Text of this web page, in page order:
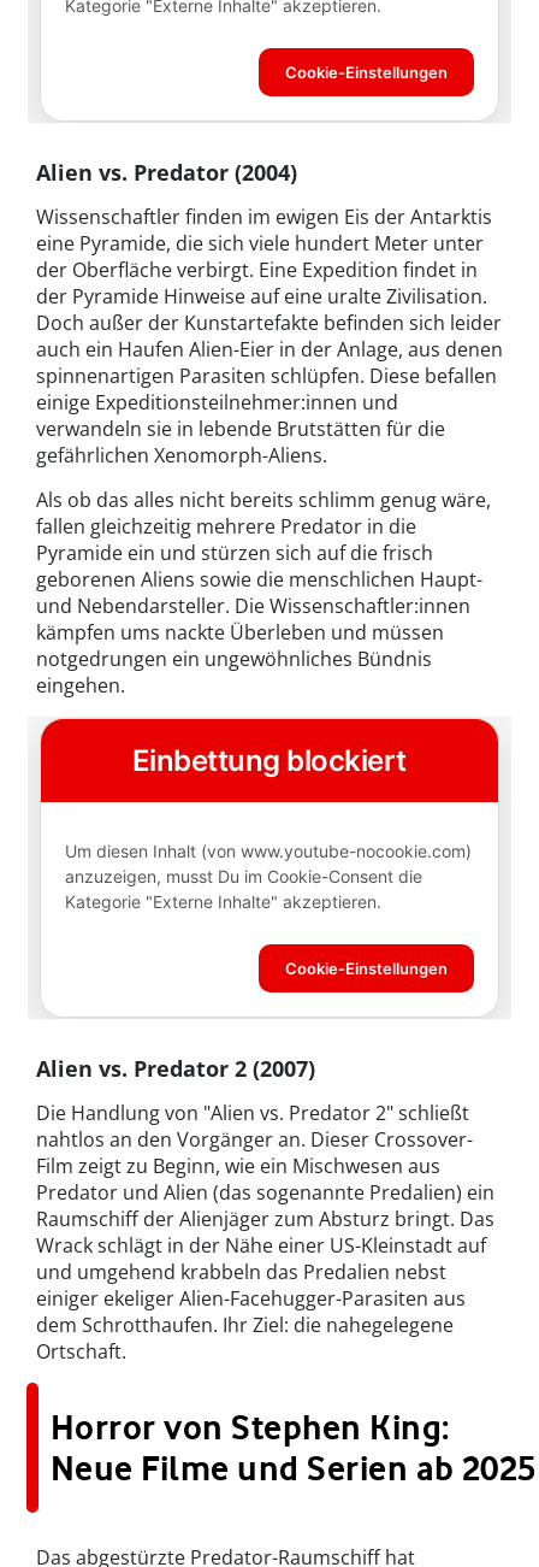
Alien vs. Predator (2004)
Wissenschaftler finden im ewigen Eis der Antarktis
eine Pyramide, die sich viele hundert Meter unter
der Oberfläche verbirgt. Eine Expedition findet in
der Pyramide Hinweise auf eine uralte Zivilisation.
Doch außer der Kunstartefakte befinden sich leider
auch ein Haufen Alien-Eier in der Anlage, aus denen
spinnenartigen Parasiten schlüpfen. Diese befallen
einige Expeditionsteilnehmer:innen und
verwandeln sie in lebende Brutstätten für die
gefährlichen Xenomorph-Aliens.
Als ob das alles nicht bereits schlimm genug wäre,
fallen gleichzeitig mehrere Predator in die
Pyramide ein und stürzen sich auf die frisch
geborenen Aliens sowie die menschlichen Haupt-
und Nebendarsteller. Die Wissenschaftler:innen
kämpfen ums nackte Überleben und müssen
notgedrungen ein ungewöhnliches Bündnis
eingehen.
Alien vs. Predator 2 (2007)
Die Handlung von "Alien vs. Predator 2" schließt
nahtlos an den Vorgänger an. Dieser Crossover-
Film zeigt zu Beginn, wie ein Mischwesen aus
Predator und Alien (das sogenannte Predalien) ein
Raumschiff der Alienjäger zum Absturz bringt. Das
Wrack schlägt in der Nähe einer US-Kleinstadt auf
und umgehend krabbeln das Predalien nebst
einiger ekeliger Alien-Facehugger-Parasiten aus
dem Schrotthaufen. Ihr Ziel: die nahegelegene
Ortschaft.
Horror von Stephen King:
Neue Filme und Serien ab 2025
Das abgestürzte Predator-Raumschiff hat